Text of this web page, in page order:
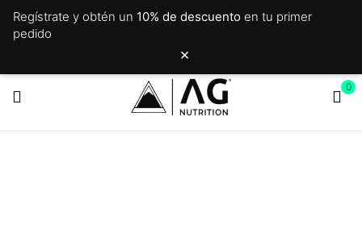
Regístrate y obtén un 10% de descuento en tu primer
pedido
×
0